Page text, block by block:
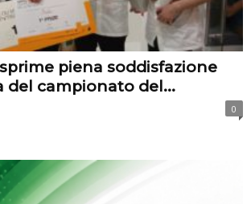
piena soddisfazione
del campionato del...
0